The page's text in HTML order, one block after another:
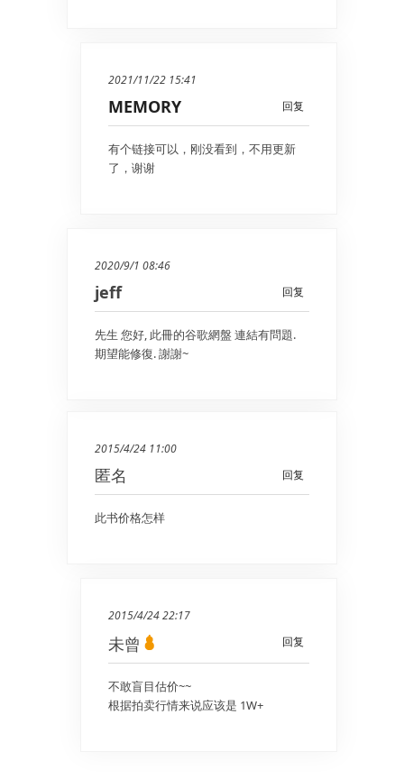
2021/11/22 15:41
回复
MEMORY
有个链接可以，刚没看到，不用更新
了，谢谢
2020/9/1 08:46
回复
jeff
先生 您好, 此冊的谷歌網盤 連結有問題.
期望能修復. 謝謝~
2015/4/24 11:00
回复
匿名
此书价格怎样
2015/4/24 22:17
回复
未曾
不敢盲目估价~~
根据拍卖行情来说应该是 1W+